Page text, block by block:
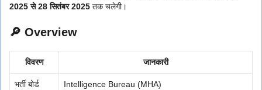
2025 से 28 सितंबर 2025 तक चलेगी।
🔎 Overview
विवरण जानकारी
भर्ती बोर्ड Intelligence Bureau (MHA)